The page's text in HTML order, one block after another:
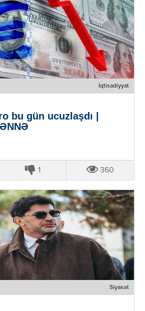
İqtisadiyyat
bu gün ucuzlaşdı |
1 360
Siyasət